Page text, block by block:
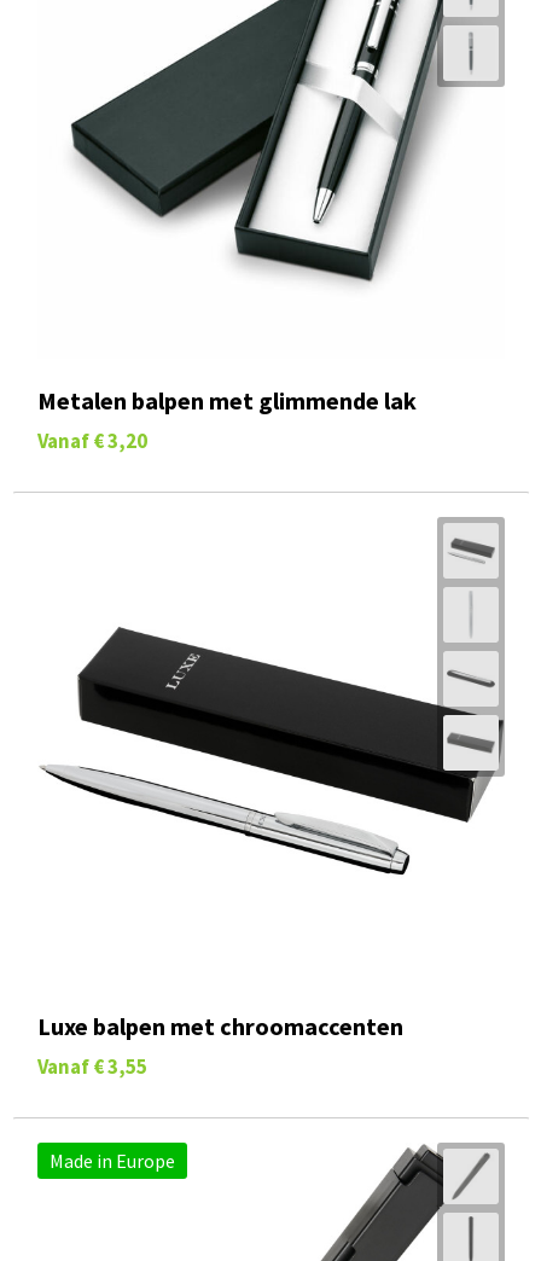
Metalen balpen met glimmende lak
Vanaf € 3,20
Luxe balpen met chroomaccenten
Vanaf € 3,55
Made in Europe